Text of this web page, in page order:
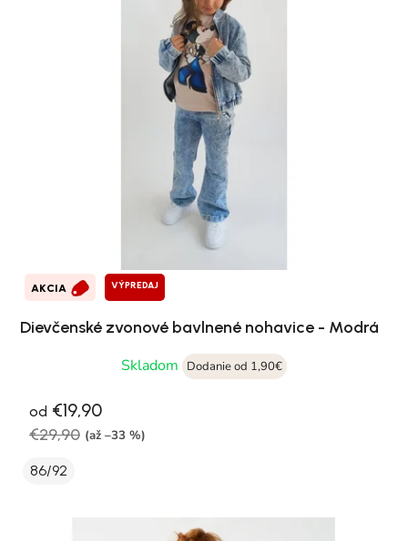
AKCIA VÝPREDAJ
Dievčenské zvonové bavlnené nohavice - Modrá
Skladom
Dodanie od 1,90€
od €19,90
€29,90 (až –33 %)
86/92